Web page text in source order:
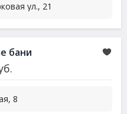
ул., 21
бани
8